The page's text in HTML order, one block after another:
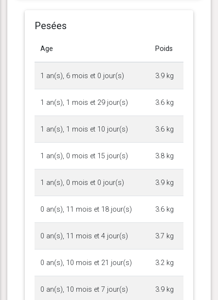
Pesées
Age Poids
1 an(s), 6 mois et 0 jour(s) 3.9 kg
1 an(s), 1 mois et 29 jour(s) 3.6 kg
1 an(s), 1 mois et 10 jour(s) 3.6 kg
1 an(s), 0 mois et 15 jour(s) 3.8 kg
1 an(s), 0 mois et 0 jour(s) 3.9 kg
0 an(s), 11 mois et 18 jour(s) 3.6 kg
0 an(s), 11 mois et 4 jour(s) 3.7 kg
0 an(s), 10 mois et 21 jour(s) 3.2 kg
0 an(s), 10 mois et 7 jour(s) 3.9 kg